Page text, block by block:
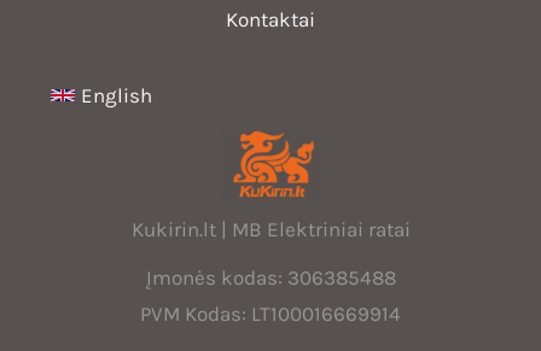
Kontaktai
English
Kukirin.lt | MB Elektriniai ratai
Įmonės kodas: 306385488
PVM Kodas: LT100016669914